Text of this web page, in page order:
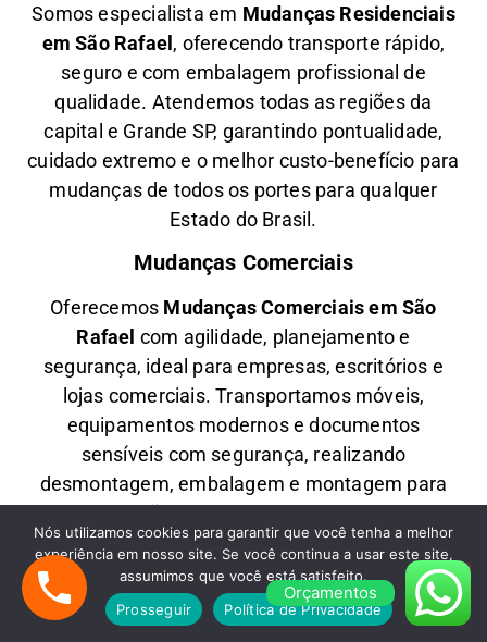
Somos especialista em Mudanças Residenciais
emSão Rafael, oferecendo transporte rápido,
seguro e com embalagem profissional de
qualidade. Atendemos todas as regiões da
capital e Grande SP, garantindo pontualidade,
cuidado extremo e o melhor custo-benefício para
mudanças de todos os portes para qualquer
Estado do Brasil.
Mudanças Comerciais
Oferecemos Mudanças Comerciais emSão
Rafael com agilidade, planejamento e
segurança, ideal para empresas, escritórios e
lojas comerciais. Transportamos móveis,
equipamentos modernos e documentos
sensíveis com segurança, realizando
desmontagem, embalagem e montagem para
operações.
Fretes em São Paulo
Precisa deFretes Rápidos emSão Rafael com
Orçamentos
Nós utilizamos cookies para garantir que você tenha a melhor
experiência em nosso site. Se você continua a usar este site,
assumimos que você está satisfeito.
Prosseguir
Política de Privacidade